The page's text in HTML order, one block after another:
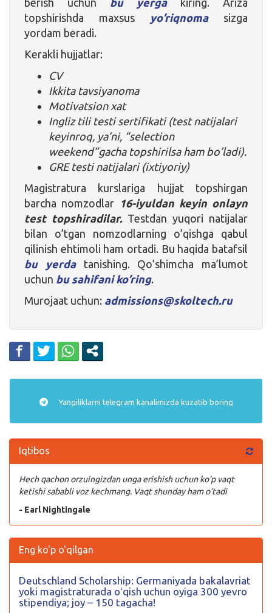
berish uchun bu yergakiring. Ariza
topshirishda maxsus yo’riqnomasizga
yordam beradi.
Kerakli hujjatlar:
CV
Ikkita tavsiyanoma
Motivatsion xat
Ingliz tili testi sertifikati (test natijalari
keyinroq, ya’ni, “selection
weekend”gacha topshirilsa ham bo’ladi).
GRE testi natijalari (ixtiyoriy)
Magistratura kurslariga hujjat topshirgan
barcha nomzodlar 16-iyuldan keyin onlayn
test topshiradilar.Testdan yuqori natijalar
bilan o’tgan nomzodlarning o’qishga qabul
qilinish ehtimoli ham ortadi. Bu haqida batafsil
bu yerdatanishing. Qo’shimcha ma’lumot
uchun bu sahifani ko’ring.
Murojaat uchun: admissions@skoltech.ru
Yangiliklarni telegram kanalimizda kuzatib boring
Iqtibos
Hech qachon orzuingizdan unga erishish uchun ko’p vaqt
ketishi sababli voz kechmang. Vaqt shunday ham o’tadi
- Earl Nightingale
Eng ko'p o'qilgan
Deutschland Scholarship: Germaniyada bakalavriat
yoki magistraturada oʻqish uchun oyiga 300 yevro
stipendiya; joy – 150 tagacha!